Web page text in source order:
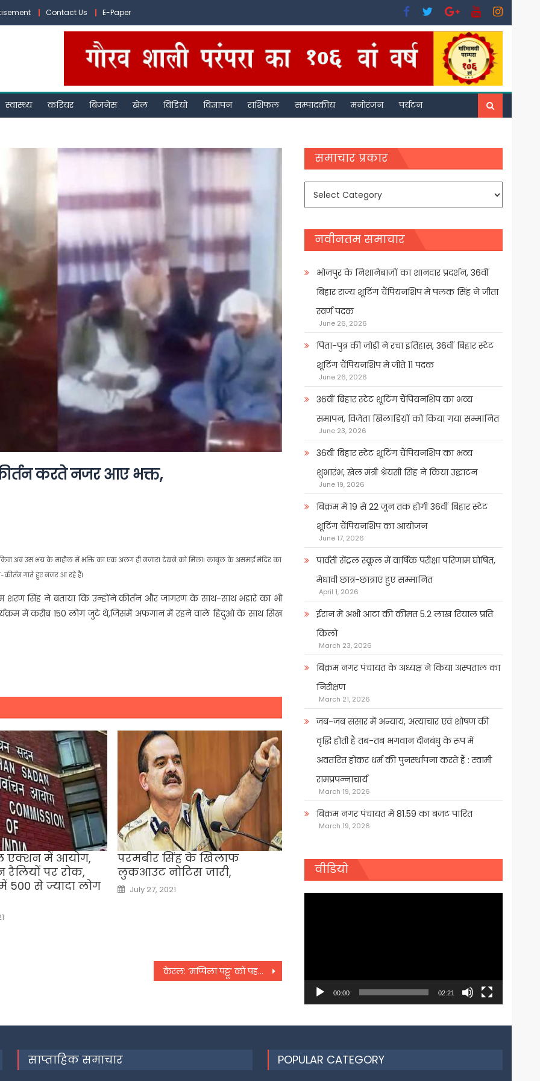
Contact Us E-Paper
स्वास्थ्य करियर बिजनेस खेल विडियो विज्ञापन राशिफल सम्पादकीय मनोरंजन पर्यटन
करते नजर आए भक्त,
अब उस भय के माहौल में भक्ति का एक अलग ही नजारा देखने को मिला। काबुल के असमाई मंदिर का
गाते हुए नजर आ रहे हैं।
सिंह ने बताया कि उन्होंने कीर्तन और जागरण के साथ-साथ भंडारे का भी
में करीब 150 लोग जुटे थे,जिसमें अफगान में रहने वाले हिंदुओं के साथ सिख
एक्शन में आयोग,
रैलियों पर रोक,
से ज्यादा लोग
परमबीर सिंह के खिलाफ
लुकआउट नोटिस जारी,
Posted
on
July 27, 2021
केरल: ‘मप्पिला पट्टू’ को पहचान दिलाने वाले वीएम कुट्टी का निधन’,
समाचार प्रकार
समाचार
नवीनतम समाचार
भोजपुर के निशानेबाजों का शानदार प्रदर्शन, 36वीं
बिहार राज्य शूटिंग चैंपियनशिप में पलक सिंह ने जीता
स्वर्ण पदक
June 26, 2026
पिता-पुत्र की जोड़ी ने रचा इतिहास, 36वीं बिहार स्टेट
शूटिंग चैंपियनशिप में जीते 11 पदक
June 26, 2026
36वीं बिहार स्टेट शूटिंग चैंपियनशिप का भव्य
समापन, विजेता खिलाडिय़ों को किया गया सम्मानित
June 23, 2026
36वीं बिहार स्टेट शूटिंग चैंपियनशिप का भव्य
शुभारंभ, खेल मंत्री श्रेयसी सिंह ने किया उद्घाटन
June 19, 2026
बिक्रम में 19 से 22 जून तक होगी 36वीं बिहार स्टेट
शूटिंग चैंपियनशिप का आयोजन
June 17, 2026
पार्वती सेंट्रल स्कूल में वार्षिक परीक्षा परिणाम घोषित,
मेधावी छात्र-छात्राएं हुए सम्मानित
April 1, 2026
ईरान में अभी आटा की कीमत 5.2 लाख रियाल प्रति
किलो
March 23, 2026
बिक्रम नगर पंचायत के अध्यक्ष ने किया अस्पताल का
निरीक्षण
March 21, 2026
जब-जब संसार में अन्याय, अत्याचार एवं शोषण की
वृद्धि होती है तब-तब भगवान दीनबंधु के रूप में
अवतरित होकर धर्म की पुनर्स्थापना करते हैं : स्वामी
रामप्रपन्नाचार्य
March 19, 2026
बिक्रम नगर पंचायत में 81.59 का बजट पारित
March 19, 2026
वीडियो
00:00 02:21
साप्ताहिक समाचार POPULAR CATEGORY